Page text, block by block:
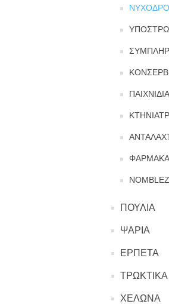
ΠΑΙΧΝΙΔΙΑ
ΦΑΡΜΑΚΑ
ΠΟΥΛΙΑ
ΨΑΡΙΑ
ΕΡΠΕΤΑ
ΤΡΩΚΤΙΚΑ
ΧΕΛΩΝΑ